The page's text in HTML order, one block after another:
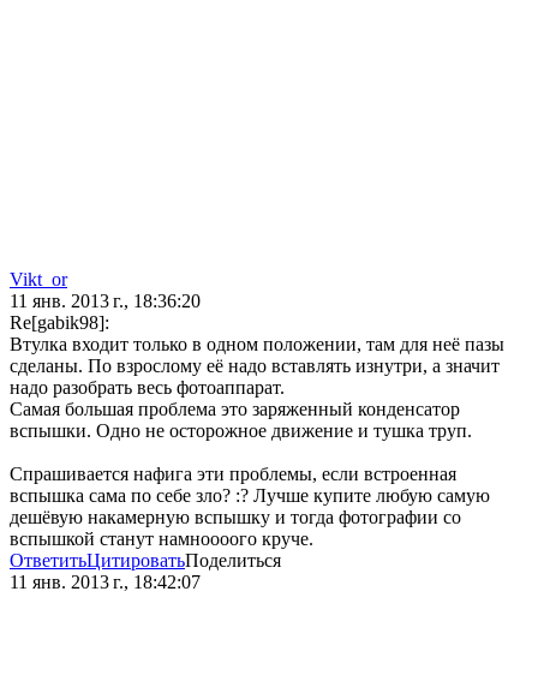
Vikt_or
11 янв. 2013 г., 18:36:20
Re[gabik98]:
Втулка входит только в одном положении, там для неё пазы
сделаны. По взрослому её надо вставлять изнутри, а значит
надо разобрать весь фотоаппарат.
Самая большая проблема это заряженный конденсатор
вспышки. Одно не осторожное движение и тушка труп.
Спрашивается нафига эти проблемы, если встроенная
вспышка сама по себе зло? :? Лучше купите любую самую
дешёвую накамерную вспышку и тогда фотографии со
вспышкой станут намноооого круче.
ОтветитьЦитироватьПоделиться
11 янв. 2013 г., 18:42:07